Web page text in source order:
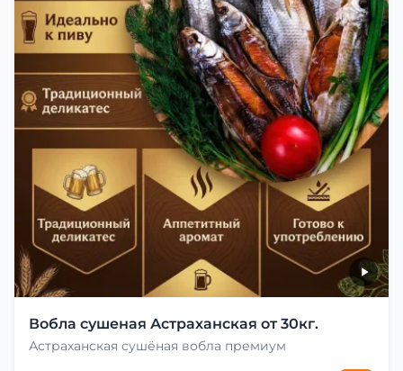
Вобла сушеная Астраханская от 30кг.
Астраханская сушёная вобла премиум